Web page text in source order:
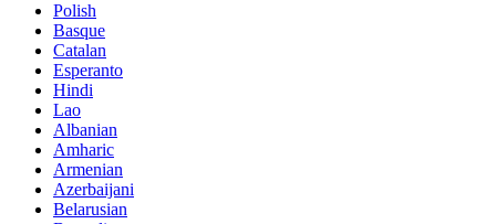
Polish
Basque
Catalan
Esperanto
Hindi
Lao
Albanian
Amharic
Armenian
Azerbaijani
Belarusian